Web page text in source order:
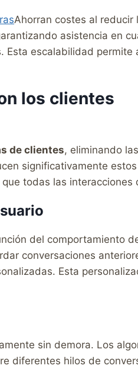
Ahorran costes al
asistencia en
escalabilidad
los clientes
de clientes, eliminando
significativamente
todas las
del comportamiento
conversaciones
Esta
sin demora. Los
diferentes hilos de